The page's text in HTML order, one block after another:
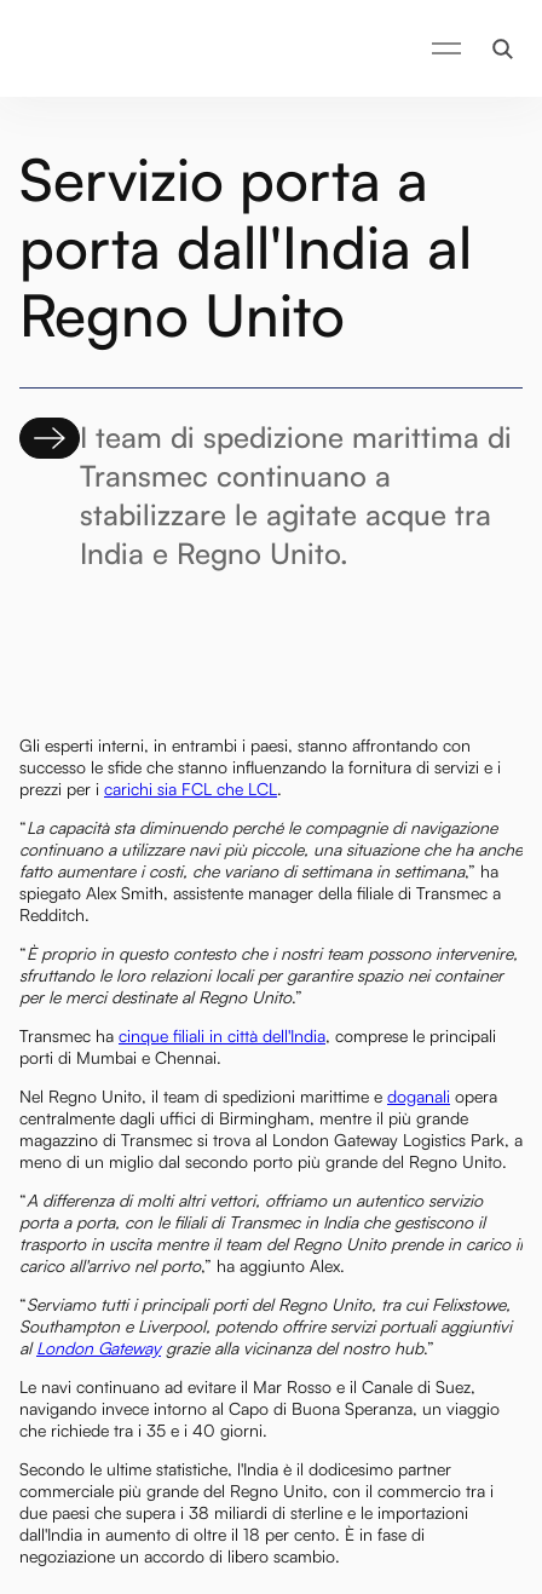
Servizio porta a
porta dall'India al
Regno Unito
I team di spedizione marittima di
Transmec continuano a
stabilizzare le agitate acque tra
India e Regno Unito.
Gli esperti interni, in entrambi i paesi, stanno affrontando con
successo le sfide che stanno influenzando la fornitura di servizi e i
prezzi per i carichi sia FCL che LCL .
“La capacità sta diminuendo perché le compagnie di navigazione
continuano a utilizzare navi più piccole, una situazione che ha anche
fatto aumentare i costi, che variano di settimana in settimana,” ha
spiegato Alex Smith, assistente manager della filiale di Transmec a
Redditch.
“È proprio in questo contesto che i nostri team possono intervenire,
sfruttando le loro relazioni locali per garantire spazio nei container
per le merci destinate al Regno Unito.”
Transmec ha cinque filiali in città dell'India, comprese le principali
porti di Mumbai e Chennai.
Nel Regno Unito, il team di spedizioni marittime e doganali opera
centralmente dagli uffici di Birmingham, mentre il più grande
magazzino di Transmec si trova al London Gateway Logistics Park, a
meno di un miglio dal secondo porto più grande del Regno Unito.
“A differenza di molti altri vettori, offriamo un autentico servizio
porta a porta, con le filiali di Transmec in India che gestiscono il
trasporto in uscita mentre il team del Regno Unito prende in carico il
carico all'arrivo nel porto,” ha aggiunto Alex.
“Serviamo tutti i principali porti del Regno Unito, tra cui Felixstowe,
Southampton e Liverpool, potendo offrire servizi portuali aggiuntivi
alLondon Gatewaygrazie alla vicinanza del nostro hub.”
Le navi continuano ad evitare il Mar Rosso e il Canale di Suez,
navigando invece intorno al Capo di Buona Speranza, un viaggio
che richiede tra i 35 e i 40 giorni.
Secondo le ultime statistiche, l'India è il dodicesimo partner
commerciale più grande del Regno Unito, con il commercio tra i
due paesi che supera i 38 miliardi di sterline e le importazioni
dall'India in aumento di oltre il 18 per cento. È in fase di
negoziazione un accordo di libero scambio.